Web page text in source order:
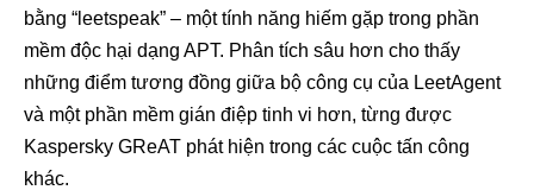
bằng “leetspeak” – một tính năng hiếm gặp trong phần
mềm độc hại dạng APT. Phân tích sâu hơn cho thấy
những điểm tương đồng giữa bộ công cụ của LeetAgent
và một phần mềm gián điệp tinh vi hơn, từng được
Kaspersky GReAT phát hiện trong các cuộc tấn công
khác.